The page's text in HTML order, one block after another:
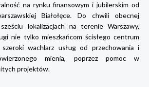
na rynku finansowym i jubilerskim od
Białołęce. Do chwili obecnej
lokalizacjach na terenie Warszawy,
nie tylko mieszkańcom ścisłego centrum
wachlarz usług od przechowania i
mienia, poprzez pomoc w
projektów.